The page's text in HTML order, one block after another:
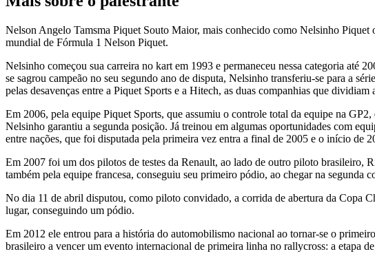
Nelson Angelo Tamsma Piquet Souto Maior, mais conhecido como Nelsinho
mundial de Fórmula 1 Nelson Piquet.
Nelsinho começou sua carreira no kart em 1993 e permaneceu nessa categoria até
se sagrou campeão no seu segundo ano de disputa, Nelsinho transferiu-se para a
pelas desavenças entre a Piquet Sports e a Hitech, as duas companhias que
Em 2006, pela equipe Piquet Sports, que assumiu o controle total da equipe na
Nelsinho garantiu a segunda posição. Já treinou em algumas oportunidades com
entre nações, que foi disputada pela primeira vez entra a final de 2005 e o início de
Em 2007 foi um dos pilotos de testes da Renault, ao lado de outro piloto
também pela equipe francesa, conseguiu seu primeiro pódio, ao chegar na
No dia 11 de abril disputou, como piloto convidado, a corrida de abertura da Copa
lugar, conseguindo um pódio.
Em 2012 ele entrou para a história do automobilismo nacional ao tornar-se o
brasileiro a vencer um evento internacional de primeira linha no rallycross: a etapa